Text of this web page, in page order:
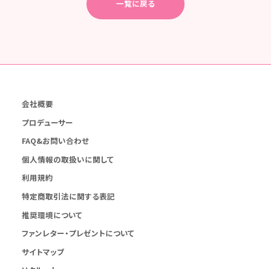
一覧に戻る
会社概要
プロデューサー
FAQ&お問い合わせ
個人情報の取扱いに関して
利用規約
特定商取引法に関する表記
推奨環境について
ファンレター・プレゼントについて
サイトマップ